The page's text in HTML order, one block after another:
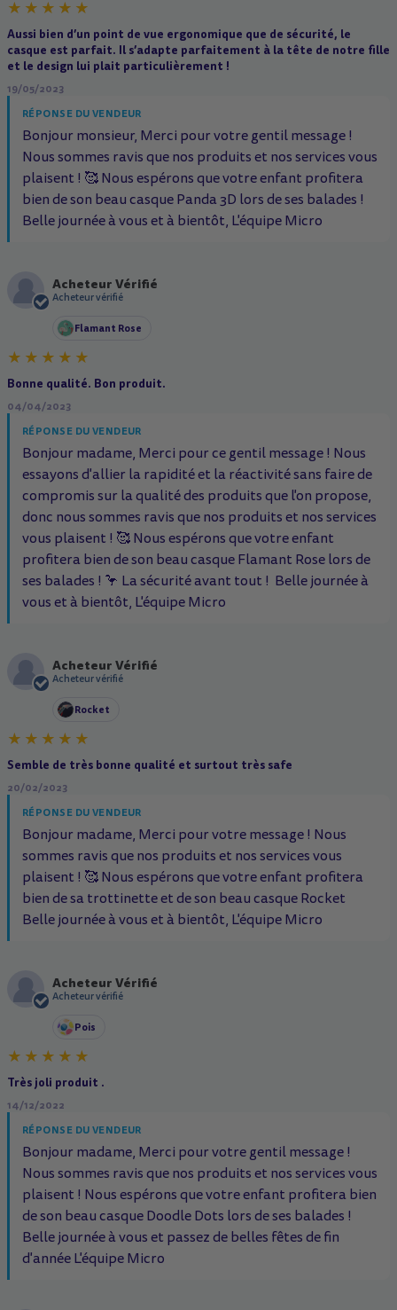
Aussi bien d’un point de vue ergonomique que de sécurité, le
casque est parfait. Il s’adapte parfaitement à la tête de notre fille
et le design lui plait particulièrement !
19/05/2023
RÉPONSE DU VENDEUR
Bonjour monsieur, Merci pour votre gentil message !
Nous sommes ravis que nos produits et nos services vous
plaisent ! 🥰 Nous espérons que votre enfant profitera
bien de son beau casque Panda 3D lors de ses balades !
Belle journée à vous et à bientôt, L'équipe Micro
A
Acheteur Vérifié
Acheteur vérifié
Flamant Rose
Bonne qualité. Bon produit.
04/04/2023
RÉPONSE DU VENDEUR
Bonjour madame, Merci pour ce gentil message ! Nous
essayons d'allier la rapidité et la réactivité sans faire de
compromis sur la qualité des produits que l'on propose,
donc nous sommes ravis que nos produits et nos services
vous plaisent ! 🥰 Nous espérons que votre enfant
profitera bien de son beau casque Flamant Rose lors de
ses balades ! 🦩 La sécurité avant tout ! ️ Belle journée à
vous et à bientôt, L'équipe Micro
A
Acheteur Vérifié
Acheteur vérifié
Rocket
Semble de très bonne qualité et surtout très safe
20/02/2023
RÉPONSE DU VENDEUR
Bonjour madame, Merci pour votre message ! Nous
sommes ravis que nos produits et nos services vous
plaisent ! 🥰 Nous espérons que votre enfant profitera
bien de sa trottinette et de son beau casque Rocket
Belle journée à vous et à bientôt, L'équipe Micro
A
Acheteur Vérifié
Acheteur vérifié
Pois
Très joli produit .
14/12/2022
RÉPONSE DU VENDEUR
Bonjour madame, Merci pour votre gentil message !
Nous sommes ravis que nos produits et nos services vous
plaisent ! Nous espérons que votre enfant profitera bien
de son beau casque Doodle Dots lors de ses balades !
Belle journée à vous et passez de belles fêtes de fin
d'année L'équipe Micro